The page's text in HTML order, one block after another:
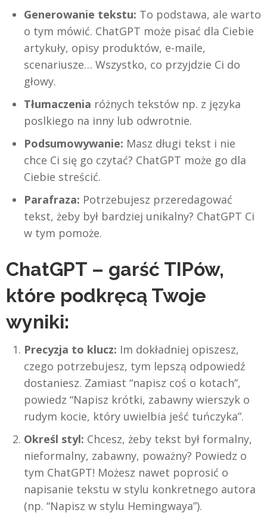
Generowanie tekstu: To podstawa, ale warto
o tym mówić. ChatGPT może pisać dla Ciebie
artykuły, opisy produktów, e-maile,
scenariusze… Wszystko, co przyjdzie Ci do
głowy.
Tłumaczenia różnych tekstów np. z języka
poslkiego na inny lub odwrotnie.
Podsumowywanie: Masz długi tekst i nie
chce Ci się go czytać? ChatGPT może go dla
Ciebie streścić.
Parafraza: Potrzebujesz przeredagować
tekst, żeby był bardziej unikalny? ChatGPT Ci
w tym pomoże.
ChatGPT – garść TIPów,
które podkręcą Twoje
wyniki:
Precyzja to klucz: Im dokładniej opiszesz,
czego potrzebujesz, tym lepszą odpowiedź
dostaniesz. Zamiast “napisz coś o kotach”,
powiedz “Napisz krótki, zabawny wierszyk o
rudym kocie, który uwielbia jeść tuńczyka”.
Określ styl: Chcesz, żeby tekst był formalny,
nieformalny, zabawny, poważny? Powiedz o
tym ChatGPT! Możesz nawet poprosić o
napisanie tekstu w stylu konkretnego autora
(np. “Napisz w stylu Hemingwaya”).